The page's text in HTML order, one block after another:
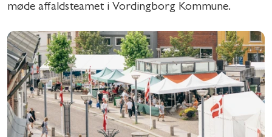
møde affaldsteamet i Vordingborg Kommune.